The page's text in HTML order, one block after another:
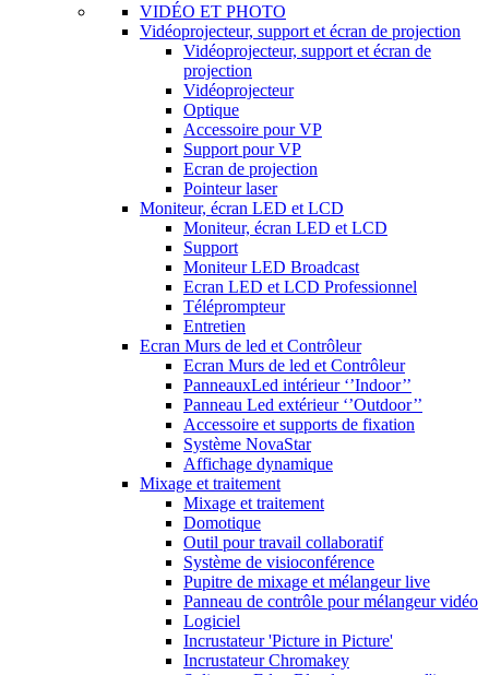
VIDÉO ET PHOTO
Vidéoprojecteur, support et écran de projection
Vidéoprojecteur, support et écran de
projection
Vidéoprojecteur
Optique
Accessoire pour VP
Support pour VP
Ecran de projection
Pointeur laser
Moniteur, écran LED et LCD
Moniteur, écran LED et LCD
Support
Moniteur LED Broadcast
Ecran LED et LCD Professionnel
Téléprompteur
Entretien
Ecran Murs de led et Contrôleur
Ecran Murs de led et Contrôleur
PanneauxLed intérieur ‘’Indoor’’
Panneau Led extérieur ‘’Outdoor’’
Accessoire et supports de fixation
Système NovaStar
Affichage dynamique
Mixage et traitement
Mixage et traitement
Domotique
Outil pour travail collaboratif
Système de visioconférence
Pupitre de mixage et mélangeur live
Panneau de contrôle pour mélangeur vidéo
Logiciel
Incrustateur 'Picture in Picture'
Incrustateur Chromakey